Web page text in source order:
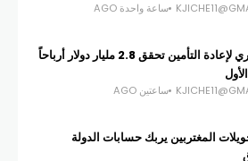
ساعة واحدة AGO
سويس ري لإعادة التأمين تحقق 2.8 مليار دولار أرباحاً
ساعتين AGO
المغتربين يربك حسابات الدولة